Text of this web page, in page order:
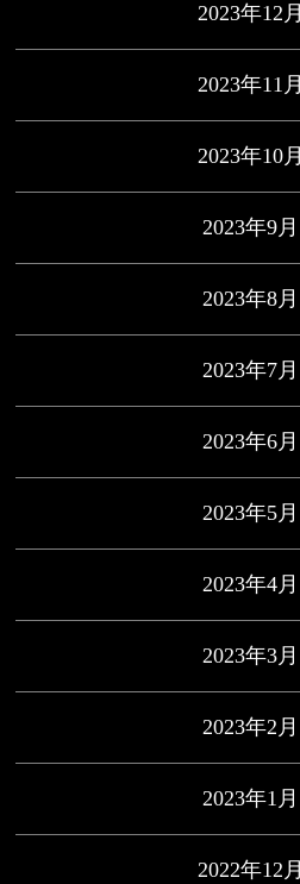
2023年12月
2023年11月
2023年10月
2023年9月
2023年8月
2023年7月
2023年6月
2023年5月
2023年4月
2023年3月
2023年2月
2023年1月
2022年12月